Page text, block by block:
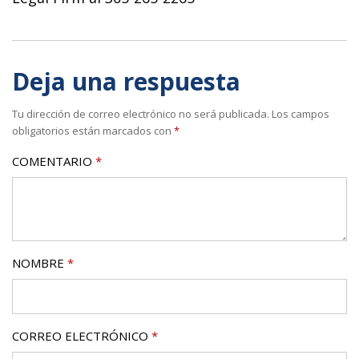
Deja una respuesta
Tu dirección de correo electrónico no será publicada. Los campos
obligatorios están marcados con *
COMENTARIO *
NOMBRE *
CORREO ELECTRÓNICO *